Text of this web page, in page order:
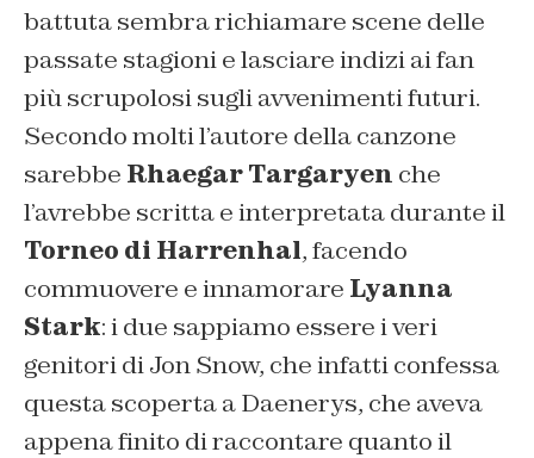
battuta sembra richiamare scene delle
passate stagioni e lasciare indizi ai fan
più scrupolosi sugli avvenimenti futuri.
Secondo molti l’autore della canzone
sarebbe Rhaegar Targaryen che
l’avrebbe scritta e interpretata durante il
Torneo di Harrenhal, facendo
commuovere e innamorare Lyanna
Stark: i due sappiamo essere i veri
genitori di Jon Snow, che infatti confessa
questa scoperta a Daenerys, che aveva
appena finito di raccontare quanto il